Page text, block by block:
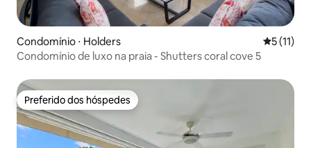
Condomínio ⋅ Holders 5 de uma
5 (11)
Condomínio de luxo na praia - Shutters coral cove 5
Preferido dos hóspedes
Preferido dos hóspedes